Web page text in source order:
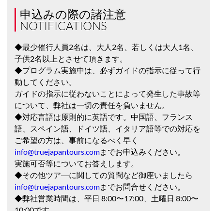
申込みの際の諸注意
NOTIFICATIONS
◆最少催行人員2名は、大人2名、若しくは大人1名、
子供2名以上とさせて頂きます。
◆プログラム実施中は、必ずガイドの指示に従って行
動してください。
ガイドの指示に従わないことによって発生した事故等
について、弊社は一切の責任を負いません。
◆対応言語は原則的に英語です。中国語、フランス
語、スペイン語、ドイツ語、イタリア語等での対応を
ご希望の方は、事前になるべく早く
info@truejapantours.comまでお申込みください。
実施可否等についてお答えします。
◆その他ツア―に関しての質問など御座いましたら
info@truejapantours.comまでお問合せください。
◆弊社営業時間は、平日 8:00〜17:00、土曜日 8:00〜